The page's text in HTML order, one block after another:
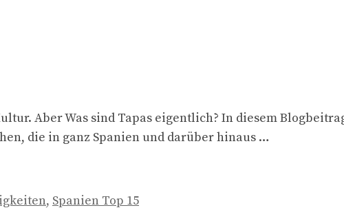
Aber Was sind Tapas eigentlich? In diesem
die in ganz Spanien und darüber hinaus …
, Spanien Top 15